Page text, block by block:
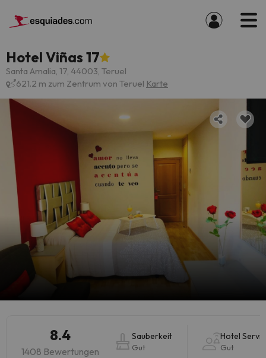
Hotel Viñas 17
Santa Amalia, 17, 44003, Teruel
621.2 m zum Zentrum von Teruel Karte
8.4
1408 Bewertungen
Sauberkeit
Gut
Hotel
Gut